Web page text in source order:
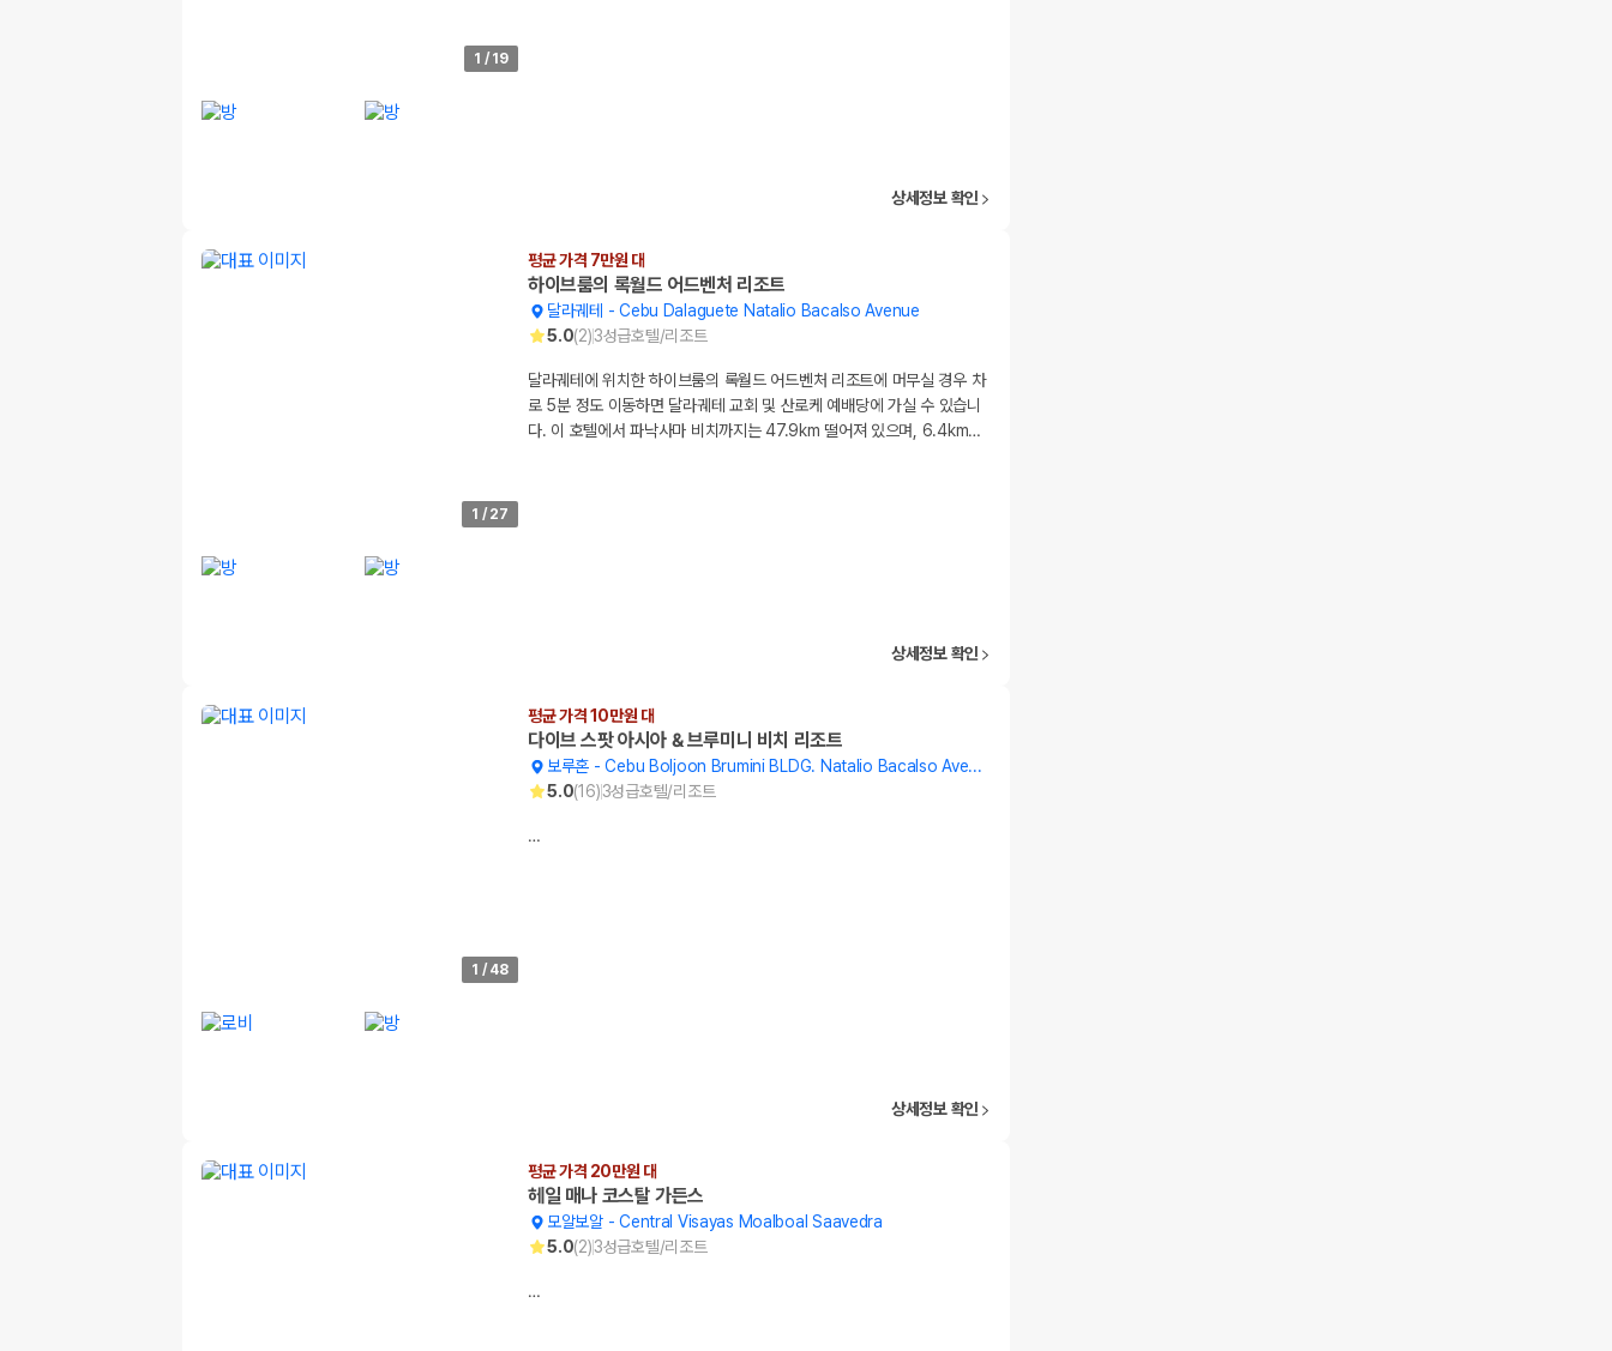
1 / 19
상세정보 확인
1 / 27
평균 가격 7만원 대
하이브룸의 록월드 어드벤처 리조트
달라궤테 -Cebu Dalaguete Natalio Bacalso Avenue
5.0(2)3성급호텔/리조트
달라궤테에 위치한 하이브룸의 록월드 어드벤처 리조트에 머무실 경우 차
로 5분 정도 이동하면 달라궤테 교회 및 산로케 예배당에 가실 수 있습니
다. 이 호텔에서 파낙사마 비치까지는 47.9km 떨어져 있으며, 6.4km…
상세정보 확인
1 / 48
평균 가격 10만원 대
다이브 스팟 아시아 & 브루미니 비치 리조트
보루혼 -Cebu Boljoon Brumini BLDG. Natalio Bacalso Avenue
5.0(16)3성급호텔/리조트
…
상세정보 확인
평균 가격 20만원 대
헤일 매나 코스탈 가든스
모알보알-Central Visayas Moalboal Saavedra
5.0(2)3성급호텔/리조트
…